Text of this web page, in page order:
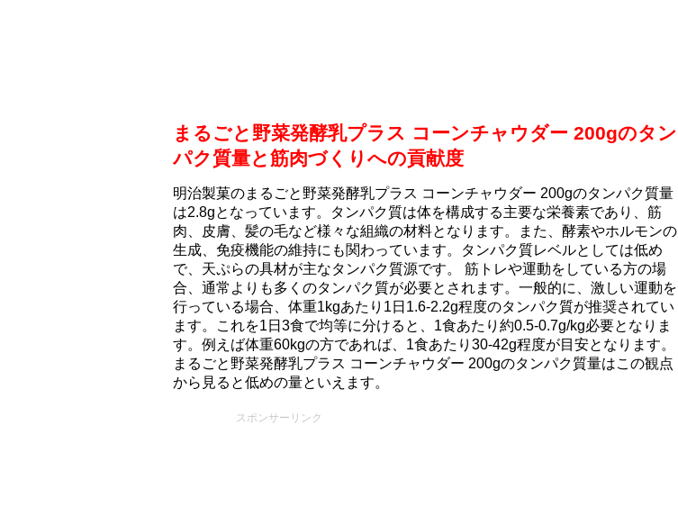
まるごと野菜発酵乳プラス コーンチャウダー 200gのタン
パク質量と筋肉づくりへの貢献度
明治製菓のまるごと野菜発酵乳プラス コーンチャウダー 200gのタンパク質量
は2.8gとなっています。タンパク質は体を構成する主要な栄養素であり、筋
肉、皮膚、髪の毛など様々な組織の材料となります。また、酵素やホルモンの
生成、免疫機能の維持にも関わっています。タンパク質レベルとしては低め
で、天ぷらの具材が主なタンパク質源です。 筋トレや運動をしている方の場
合、通常よりも多くのタンパク質が必要とされます。一般的に、激しい運動を
行っている場合、体重1kgあたり1日1.6-2.2g程度のタンパク質が推奨されてい
ます。これを1日3食で均等に分けると、1食あたり約0.5-0.7g/kg必要となりま
す。例えば体重60kgの方であれば、1食あたり30-42g程度が目安となります。
まるごと野菜発酵乳プラス コーンチャウダー 200gのタンパク質量はこの観点
から見ると低めの量といえます。
スポンサーリンク